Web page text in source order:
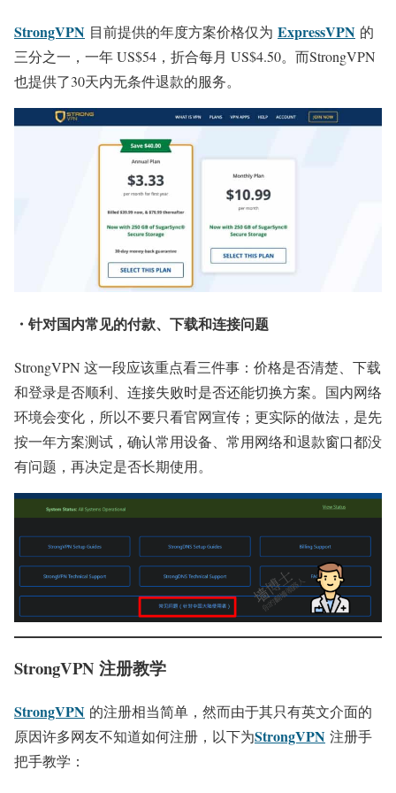
StrongVPN 目前提供的年度方案价格仅为 ExpressVPN 的
三分之一，一年 US$54，折合每月 US$4.50。而StrongVPN
也提供了30天内无条件退款的服务。
・针对国内常见的付款、下载和连接问题
StrongVPN 这一段应该重点看三件事：价格是否清楚、下载
和登录是否顺利、连接失败时是否还能切换方案。国内网络
环境会变化，所以不要只看官网宣传；更实际的做法，是先
按一年方案测试，确认常用设备、常用网络和退款窗口都没
有问题，再决定是否长期使用。
StrongVPN 注册教学
StrongVPN 的注册相当简单，然而由于其只有英文介面的
原因许多网友不知道如何注册，以下为StrongVPN 注册手
把手教学：